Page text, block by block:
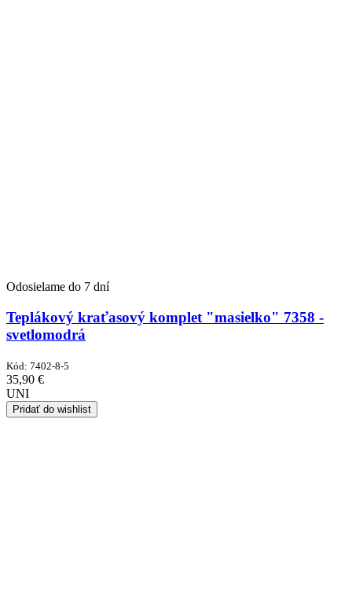
Odosielame do 7 dní
Teplákový kraťasový komplet "masielko" 7358 -
svetlomodrá
Kód: 7402-8-5
35,90 €
UNI
Pridať do wishlist